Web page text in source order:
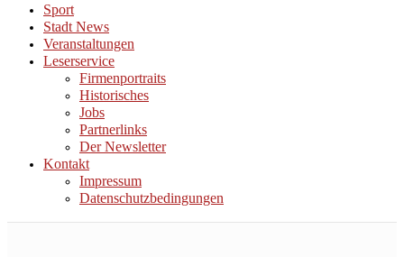
Sport
Stadt News
Veranstaltungen
Leserservice
Firmenportraits
Historisches
Jobs
Partnerlinks
Der Newsletter
Kontakt
Impressum
Datenschutzbedingungen